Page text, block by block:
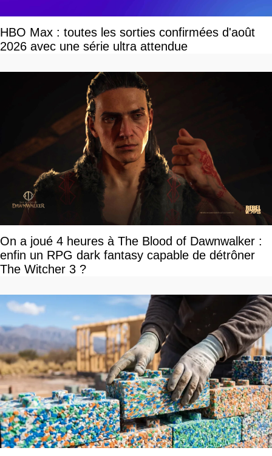
HBO Max : toutes les sorties confirmées d'août
2026 avec une série ultra attendue
On a joué 4 heures à The Blood of Dawnwalker :
enfin un RPG dark fantasy capable de détrôner
The Witcher 3 ?